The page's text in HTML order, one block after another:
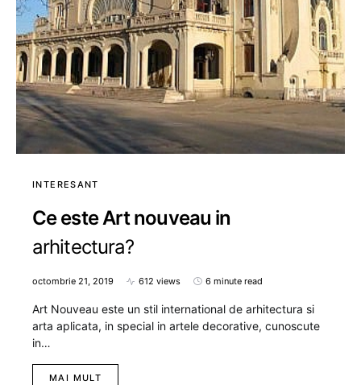
INTERESANT
Ce este Art nouveau in
arhitectura?
octombrie 21, 2019 612 views 6 minute read
Art Nouveau este un stil international de arhitectura si
arta aplicata, in special in artele decorative, cunoscute
in…
MAI MULT